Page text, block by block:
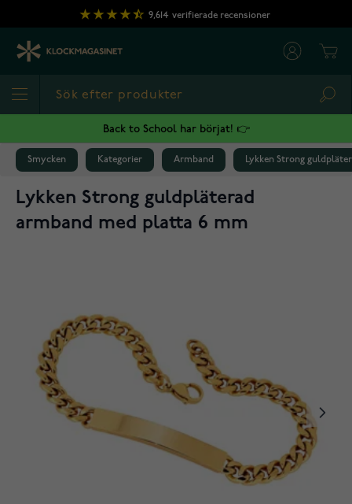
Hoppa till innehållet
9,614 verifierade recensioner
Back to School har börjat! 👉
Smycken Kategorier Armband Lykken Strong
Lykken Strong guldpläterad
armband med platta 6 mm